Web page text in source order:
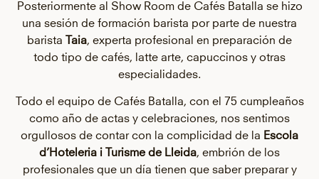
Posteriormente al Show Room de Cafés Batalla se hizo
una sesión de formación barista por parte de nuestra
barista Taia , experta profesional en preparación de
todo tipo de cafés, latte arte, capuccinos y otras
especialidades.
Todo el equipo de Cafés Batalla, con el 75 cumpleaños
como año de actas y celebraciones, nos sentimos
orgullosos de contar con la complicidad de la Escola
d’Hoteleria i Turisme de Lleida , embrión de los
profesionales que un día tienen que saber preparar y